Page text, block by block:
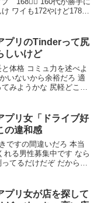
ワイも172やけど178っ
プリのTinderって尻
しいけど
体格 コミュ力を述べよ
いないから余裕だろ 適
みようかな 尻軽どころ
プリ女「ドライブ好
の違和感
ですの間違いだろ 本当
れる男性募集中です なら
てるだけだぞ だからと
プリ女が店を探して